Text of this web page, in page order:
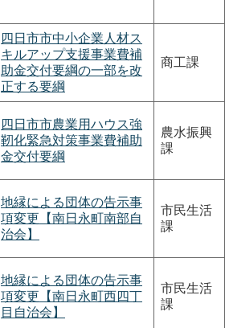
四日市市中小企業人材ス
キルアップ支援事業費補
助金交付要綱の一部を改
正する要綱
商工課
四日市市農業用ハウス強
靭化緊急対策事業費補助
金交付要綱
農水振興
課
地縁による団体の告示事
項変更【南日永町南部自
治会】
市民生活
課
地縁による団体の告示事
項変更【南日永町西四丁
目自治会】
市民生活
課